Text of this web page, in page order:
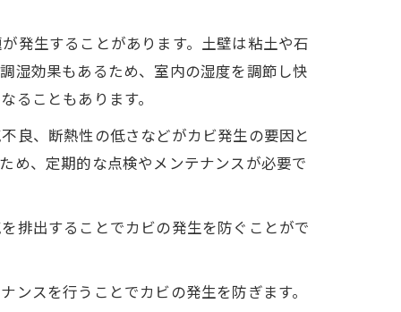
発生することがあります。土壁は粘土や石
湿効果もあるため、室内の湿度を調節し快
ることもあります。
良、断熱性の低さなどがカビ発生の要因と
め、定期的な点検やメンテナンスが必要で
排出することでカビの発生を防ぐことがで
スを行うことでカビの発生を防ぎます。